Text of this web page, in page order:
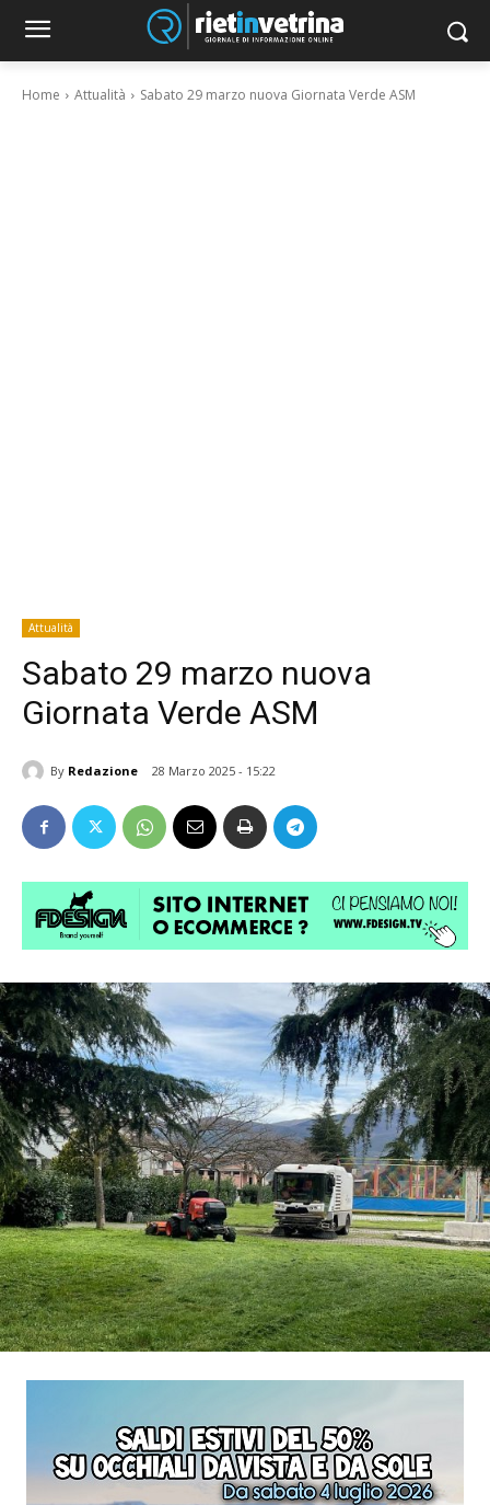
Home Attualità Sabato 29 marzo nuova Giornata Verde ASM
Attualità
Sabato 29 marzo nuova
Giornata Verde ASM
By Redazione 28 Marzo 2025 - 15:22